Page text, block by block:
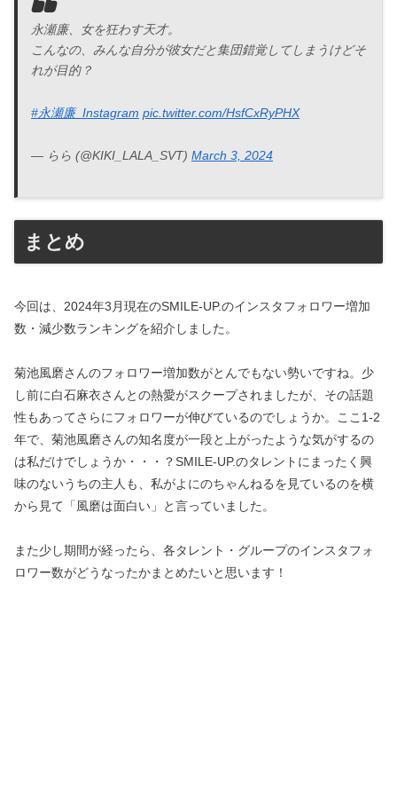
永瀬廉、女を狂わす天才。
こんなの、みんな自分が彼女だと集団錯覚してしまうけどそ
れが目的？
#永瀬廉_Instagram pic.twitter.com/HsfCxRyPHX
— らら (@KIKI_LALA_SVT) March 3, 2024
まとめ
今回は、2024年3月現在のSMILE-UP.のインスタフォロワー増加
数・減少数ランキングを紹介しました。
菊池風磨さんのフォロワー増加数がとんでもない勢いですね。少
し前に白石麻衣さんとの熱愛がスクープされましたが、その話題
性もあってさらにフォロワーが伸びているのでしょうか。ここ1-2
年で、菊池風磨さんの知名度が一段と上がったような気がするの
は私だけでしょうか・・・？SMILE-UP.のタレントにまったく興
味のないうちの主人も、私がよにのちゃんねるを見ているのを横
から見て「風磨は面白い」と言っていました。
また少し期間が経ったら、各タレント・グループのインスタフォ
ロワー数がどうなったかまとめたいと思います！